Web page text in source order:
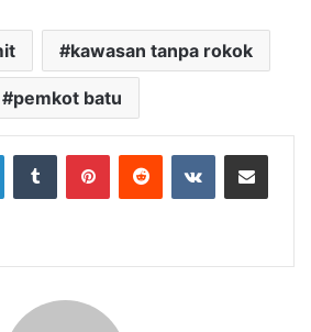
kawasan tanpa rokok
pemkot batu
LinkedInTumblr PinterestReddit VKontakteShare via Email